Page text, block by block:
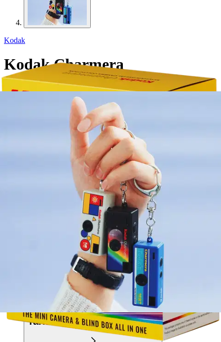
Kodak
Kodak Charmera
digitaalikamera 762135
avaimenperä, sokkopakkaus
Valitse toimitustapa
Nouto myymälästä
Siirry valitsemaan myymälä
Toimitus
Ei saatavilla
Ilmainen toimitus yli 100 €:n tilauksille
Postin pakettiautomaattiin tai
palvelupisteeseen!
Etu ei koske Suuri‑lisäpalvelulla toimitettavia tuotteita.
Tarkista myymäläsaatavuus